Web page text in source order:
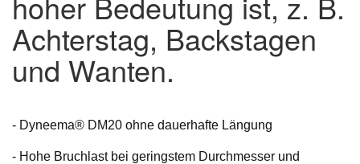
Achterstag, Backstagen
und Wanten.
- Dyneema® DM20 ohne dauerhafte Längung
- Hohe Bruchlast bei geringstem Durchmesser und